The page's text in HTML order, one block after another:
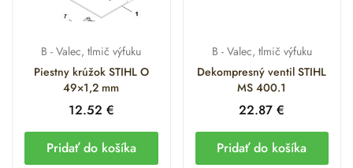
opravu motora).
Často kladené otázky
(FAQ)
Prečo je dôležité meniť tesnenie výfuku pri každej
demontáži?
B - Valec, tlmič výfuku
Piestny krúžok STIHL O
49×1,2 mm
12.52 €
Pridať do košíka
B - Valec, tlmič výfuku
Dekompresný ventil STIHL
MS 400.1
22.87€
Pridať do košíka